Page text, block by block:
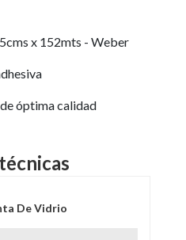
x 152mts - Weber
óptima calidad
De Vidrio